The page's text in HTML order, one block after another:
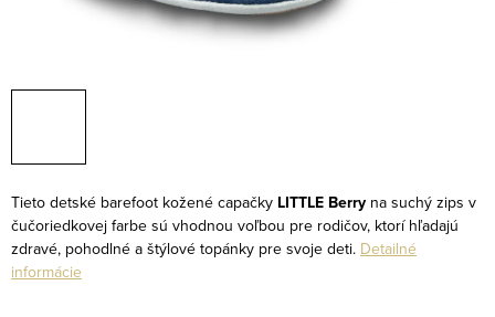
Tieto detské barefoot kožené capačky LITTLE Berry na suchý zips v
čučoriedkovej farbe sú vhodnou voľbou pre rodičov, ktorí hľadajú
zdravé, pohodlné a štýlové topánky pre svoje deti. Detailné
informácie